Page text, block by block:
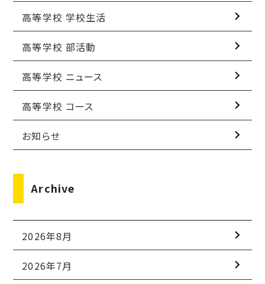
高等学校 学校生活
高等学校 部活動
高等学校 ニュース
高等学校 コース
お知らせ
Archive
2026年8月
2026年7月